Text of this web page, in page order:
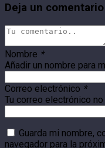
Deja un comentario
Nombre *
Añadir un nombre para
Correo electrónico *
Tu correo electrónico
Guarda mi nombre,
navegador para la